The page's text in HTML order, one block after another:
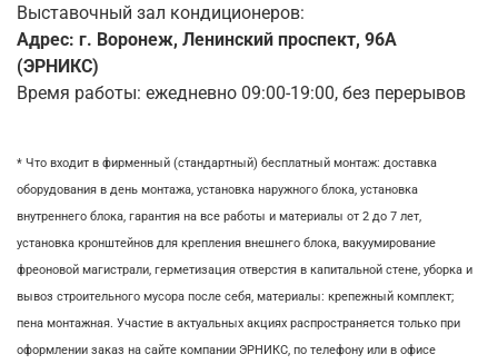
Выставочный зал кондиционеров:
Адрес: г. Воронеж, Ленинский проспект, 96А
(ЭРНИКС)
Время работы: ежедневно 09:00-19:00, без перерывов
* Что входит в фирменный (стандартный) бесплатный монтаж: доставка
оборудования в день монтажа, установка наружного блока, установка
внутреннего блока, гарантия на все работы и материалы от 2 до 7 лет,
установка кронштейнов для крепления внешнего блока, вакуумирование
фреоновой магистрали, герметизация отверстия в капитальной стене, уборка и
вывоз строительного мусора после себя, материалы: крепежный комплект;
пена монтажная. Участие в актуальных акциях распространяется только при
оформлении заказ на сайте компании ЭРНИКС, по телефону или в офисе